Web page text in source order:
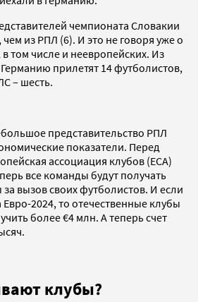
чемпионата Словакии
из РПЛ (6). И это не говоря уже о
том числе и неевропейских. Из
прилетят 14 футболистов,
– шесть.
представительство РПЛ
показатели. Перед
ассоциация клубов (ECA)
все команды будут получать
вызов своих футболистов. И если
2024, то отечественные клубы
более €4 млн. А теперь счет
клубы?